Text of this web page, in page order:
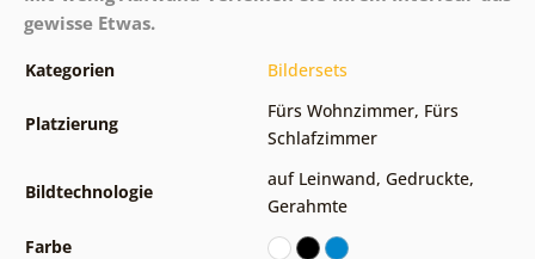
gewisse Etwas.
Kategorien Bildersets
Platzierung
Fürs Wohnzimmer, Fürs
Schlafzimmer
Bildtechnologie
auf Leinwand, Gedruckte,
Gerahmte
Farbe